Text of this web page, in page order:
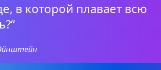
в которой плавает всю